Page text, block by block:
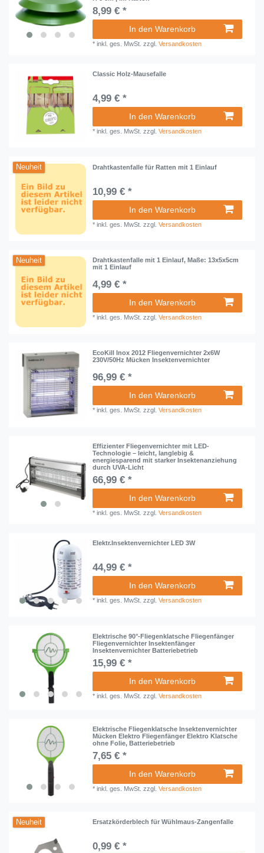
8,99 € *
In den Warenkorb
*inkl. ges. MwSt. zzgl.Versandkosten
Classic Holz-Mausefalle
4,99 € *
In den Warenkorb
*inkl. ges. MwSt. zzgl.Versandkosten
Neuheit Drahtkastenfalle für Ratten mit 1 Einlauf
10,99 € *
In den Warenkorb
*inkl. ges. MwSt. zzgl.Versandkosten
Neuheit
Drahtkastenfalle mit 1 Einlauf, Maße: 13x5x5cm
mit 1 Einlauf
4,99 € *
In den Warenkorb
*inkl. ges. MwSt. zzgl.Versandkosten
EcoKill Inox 2012 Fliegenvernichter 2x6W
230V/50Hz Mücken Insektenvernichter
96,99 € *
In den Warenkorb
*inkl. ges. MwSt. zzgl.Versandkosten
Effizienter Fliegenvernichter mit LED-
Technologie – leicht, langlebig &
energiesparend mit starker Insektenanziehung
durch UVA-Licht
66,99 € *
In den Warenkorb
*inkl. ges. MwSt. zzgl.Versandkosten
Elektr.Insektenvernichter LED 3W
44,99 € *
In den Warenkorb
*inkl. ges. MwSt. zzgl.Versandkosten
Elektrische 90°-Fliegenklatsche Fliegenfänger
Fliegenvernichter Insektenfänger
Insektenvernichter Batteriebetrieb
15,99 € *
In den Warenkorb
*inkl. ges. MwSt. zzgl.Versandkosten
Elektrische Fliegenklatsche Insektenvernichter
Mücken Elektro Fliegenfänger Elektro Klatsche
ohne Folie, Batteriebetrieb
7,65 € *
In den Warenkorb
*inkl. ges. MwSt. zzgl.Versandkosten
Neuheit Ersatzkörderblech für Wühlmaus-Zangenfalle
0,99 € *